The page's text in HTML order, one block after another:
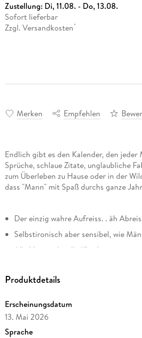
Zustellung: Di, 11.08. - Do, 13.08.
Sofort lieferbar
Zzgl. Versandkosten *
Merken Empfehlen
Endlich gibt es den Kalender, den jeder
Sprüche, schlaue Zitate, unglaubliche
zum Überleben zu Hause oder in der
dass "Mann" mit Spaß durchs ganze
Der einzig wahre Aufreiss. . äh
Selbstironisch aber sensibel, wie
Alle Vorurteile, alle Klischees -
wollen
Produktdetails
Erscheinungsdatum
13. Mai 2026
Sprache